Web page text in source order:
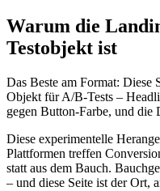
Warum die
Testobjekt ist
Das Beste am Format: Diese
Objekt für A/B-Tests –
gegen Button-Farbe, und die
Diese experimentelle
Plattformen treffen
statt aus dem Bauch.
– und diese Seite ist der Ort,